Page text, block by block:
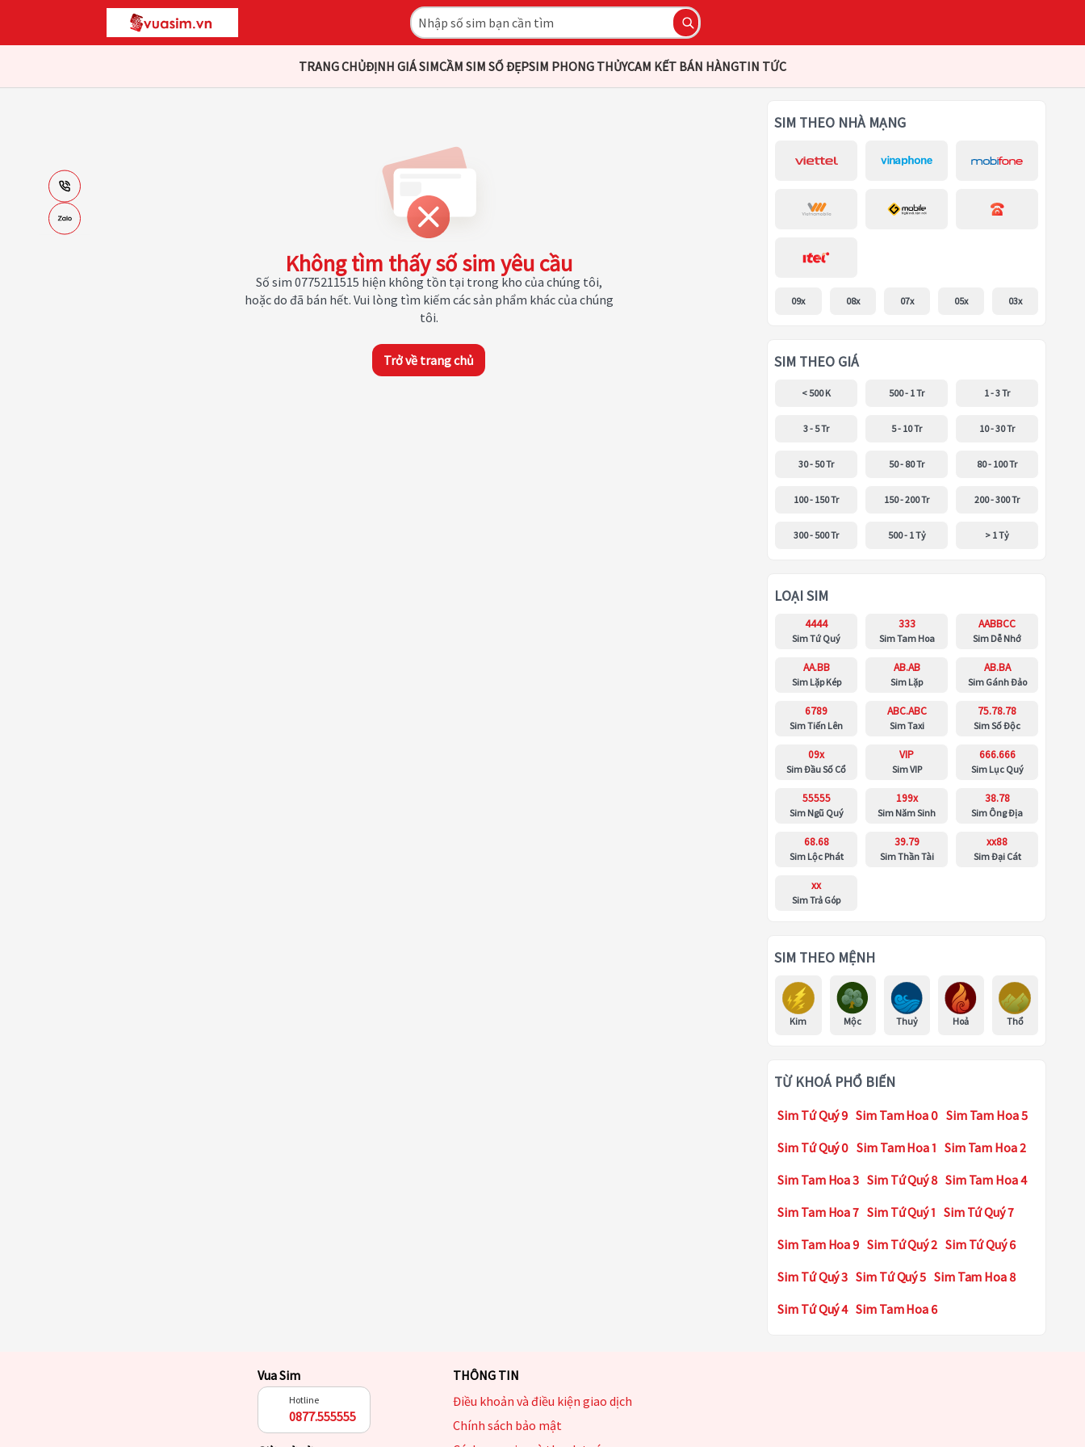
TRANG CHỦĐỊNH GIÁ SIMCẦM SIM SỐ ĐẸPSIM PHONG THỦYCAM KẾT BÁN HÀNGTIN TỨC
Không tìm thấy số sim yêu cầu
Số sim 0775211515 hiện không tồn tại trong kho của chúng tôi,
hoặc do đã bán hết. Vui lòng tìm kiếm các sản phẩm khác của chúng
tôi.
Trở về trang chủ
SIM THEO NHÀ MẠNG
09x 08x 07x 05x 03x
SIM THEO GIÁ
< 500 K 500 - 1 Tr 1 - 3 Tr
3 - 5 Tr 5 - 10 Tr 10 - 30 Tr
30 - 50 Tr 50 - 80 Tr 80 - 100 Tr
100 - 150 Tr 150 - 200 Tr 200 - 300 Tr
300 - 500 Tr 500 - 1 Tỷ > 1 Tỷ
LOẠI SIM
4444
Sim Tứ Quý
333
Sim Tam Hoa
AABBCC
Sim Dễ Nhớ
AA.BB
Sim Lặp Kép
AB.AB
Sim Lặp
AB.BA
Sim Gánh Đảo
6789
Sim Tiến Lên
ABC.ABC
Sim Taxi
75.78.78
Sim Số Độc
09x
Sim Đầu Số Cổ
VIP
Sim VIP
666.666
Sim Lục Quý
55555
Sim Ngũ Quý
199x
Sim Năm Sinh
38.78
Sim Ông Địa
68.68
Sim Lộc Phát
39.79
Sim Thần Tài
xx88
Sim Đại Cát
xx
Sim Trả Góp
SIM THEO MỆNH
Kim Mộc Thuỷ Hoả Thổ
TỪ KHOÁ PHỔ BIẾN
Sim Tứ Quý 9 Sim Tam Hoa 0 Sim Tam Hoa 5
Sim Tứ Quý 0 Sim Tam Hoa 1 Sim Tam Hoa 2
Sim Tam Hoa 3 Sim Tứ Quý 8 Sim Tam Hoa 4
Sim Tam Hoa 7 Sim Tứ Quý 1 Sim Tứ Quý 7
Sim Tam Hoa 9 Sim Tứ Quý 2 Sim Tứ Quý 6
Sim Tứ Quý 3 Sim Tứ Quý 5 Sim Tam Hoa 8
Sim Tứ Quý 4 Sim Tam Hoa 6
Vua Sim
Hotline
0877.555555
THÔNG TIN
Điều khoản và điều kiện giao dịch
Chính sách bảo mật